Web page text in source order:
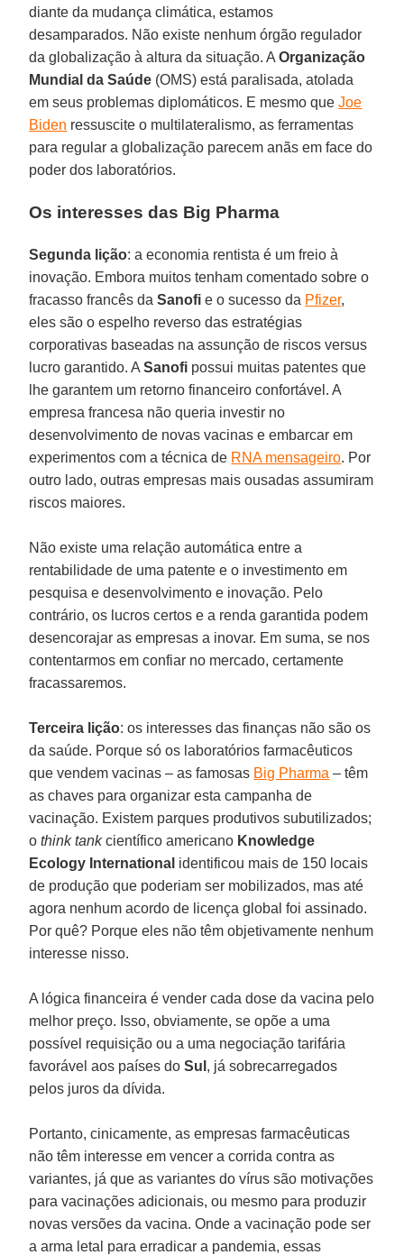
diante da mudança climática, estamos
desamparados. Não existe nenhum órgão regulador
da globalização à altura da situação. AOrganização
Mundial da Saúde (OMS) está paralisada, atolada
em seus problemas diplomáticos. E mesmo queJoe
Biden ressuscite o multilateralismo, as ferramentas
para regular a globalização parecem anãs em face do
poder dos laboratórios.
Os interesses das Big Pharma
Segunda lição: a economia rentista é um freio à
inovação. Embora muitos tenham comentado sobre o
fracasso francês daSanofi e o sucesso da Pfizer,
eles são o espelho reverso das estratégias
corporativas baseadas na assunção de riscos versus
lucro garantido. ASanofi possui muitas patentes que
lhe garantem um retorno financeiro confortável. A
empresa francesa não queria investir no
desenvolvimento de novas vacinas e embarcar em
experimentos com a técnica de RNA mensageiro. Por
outro lado, outras empresas mais ousadas assumiram
riscos maiores.
Não existe uma relação automática entre a
rentabilidade de uma patente e o investimento em
pesquisa e desenvolvimento e inovação. Pelo
contrário, os lucros certos e a renda garantida podem
desencorajar as empresas a inovar. Em suma, se nos
contentarmos em confiar no mercado, certamente
fracassaremos.
Terceira lição: os interesses das finanças não são os
da saúde. Porque só os laboratórios farmacêuticos
que vendem vacinas – as famosas Big Pharma – têm
as chaves para organizar esta campanha de
vacinação. Existem parques produtivos subutilizados;
othink tankcientífico americano Knowledge
Ecology International identificou mais de 150 locais
de produção que poderiam ser mobilizados, mas até
agora nenhum acordo de licença global foi assinado.
Por quê? Porque eles não têm objetivamente nenhum
interesse nisso.
A lógica financeira é vender cada dose da vacina pelo
melhor preço. Isso, obviamente, se opõe a uma
possível requisição ou a uma negociação tarifária
favorável aos países doSul , já sobrecarregados
pelos juros da dívida.
Portanto, cinicamente, as empresas farmacêuticas
não têm interesse em vencer a corrida contra as
variantes, já que as variantes do vírus são motivações
para vacinações adicionais, ou mesmo para produzir
novas versões da vacina. Onde a vacinação pode ser
a arma letal para erradicar a pandemia, essas